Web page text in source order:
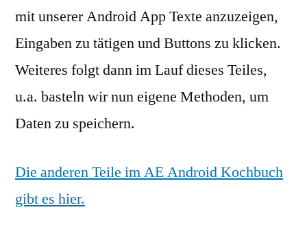
mit unserer Android App Texte anzuzeigen,
Eingaben zu tätigen und Buttons zu klicken.
Weiteres folgt dann im Lauf dieses Teiles,
u.a. basteln wir nun eigene Methoden, um
Daten zu speichern.
Die anderen Teile im AE Android Kochbuch
gibt es hier.